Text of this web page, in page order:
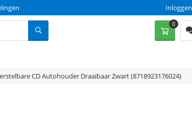
Inloggen
0
CD Autohouder Draaibaar Zwart (8718923176024)